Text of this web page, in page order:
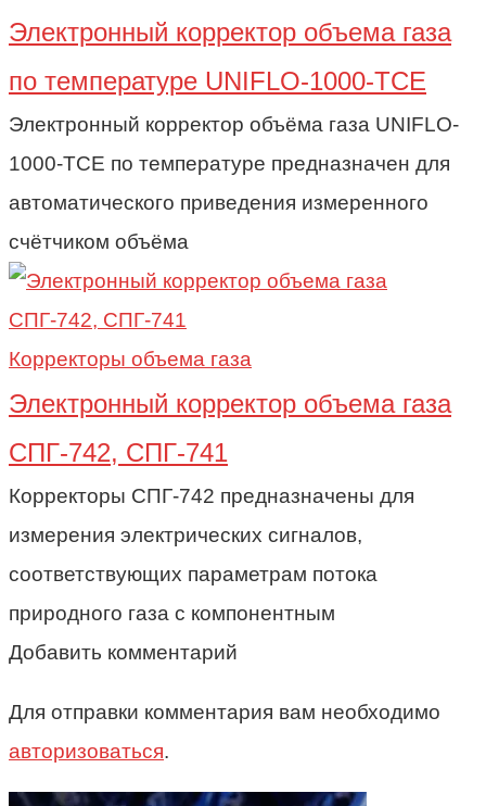
Электронный корректор объема газа
по температуре UNIFLO-1000-TCE
Электронный корректор объёма газа UNIFLO-
1000-TCE по температуре предназначен для
автоматического приведения измеренного
счётчиком объёма
Корректоры объема газа
Электронный корректор объема газа
СПГ-742, СПГ-741
Корректоры СПГ-742 предназначены для
измерения электрических сигналов,
соответствующих параметрам потока
природного газа с компонентным
Добавить комментарий
Для отправки комментария вам необходимо
авторизоваться.